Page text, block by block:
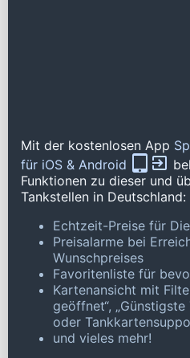
Mit der kostenlosen App
für iOS & Android
Funktionen zu dieser und
Tankstellen in Deutschland:
Echtzeit-Preise für
Preisalarme bei
Wunschpreises
Favoritenliste für
Kartenansicht mit
geöffnet“,
oder
und vieles mehr!